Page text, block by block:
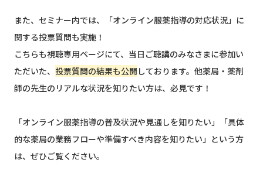
また、セミナー内では、「オンライン服薬指導の対応状況」に
関する投票質問も実施！
こちらも視聴専用ページにて、当日ご聴講のみなさまに参加い
ただいた、 投票質問の結果も公開 しております。他薬局・薬剤
師の先生のリアルな状況を知りたい方は、必見です！
「オンライン服薬指導の普及状況や見通しを知りたい」「具体
的な薬局の業務フローや準備すべき内容を知りたい」という方
は、ぜひご覧ください。